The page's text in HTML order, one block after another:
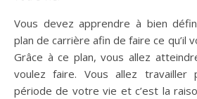
Vous devez apprendre à bien
plan de carrière afin de faire ce qu’il
Grâce à ce plan, vous allez
voulez faire. Vous allez travailler
période de votre vie et c’est la